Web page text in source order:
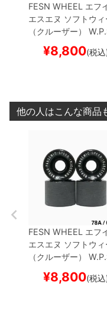
FESN WHEEL エフ
エスエヌ ソフトウ
（クルーザー）
HARDCORE SOFT
E SQUARE LIP（
¥8,800(税込
他の人はこんな商品
FESN WHEEL エフ
エスエヌ ソフトウ
（クルーザー）
E SQUARE LIP（
¥8,800(税込